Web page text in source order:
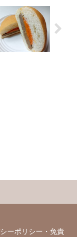
ーポリシー・免責